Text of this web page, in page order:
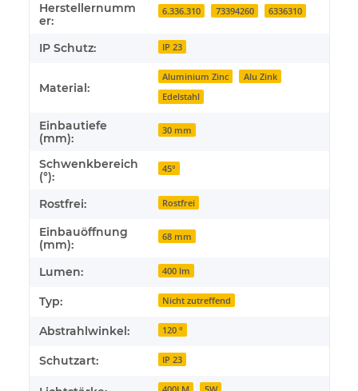
Herstellernumm
er:
6.336.310 73394260 6336310
IP Schutz: IP 23
Material:
Aluminium Zinc
Alu Zink
Edelstahl
Einbautiefe
(mm):
30 mm
Schwenkbereich
(°):
45°
Rostfrei: Rostfrei
Einbauöffnung
(mm):
68 mm
Lumen: 400 lm
Typ: Nicht zutreffend
Abstrahlwinkel: 120 °
Schutzart: IP 23